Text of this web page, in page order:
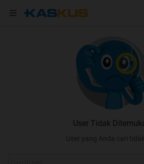
User Tidak
User yang Anda cari